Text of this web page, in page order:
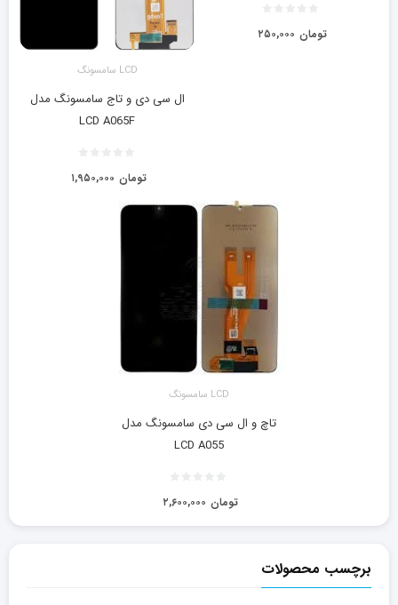
۲۵۰,۰۰۰ تومان
LCD سامسونگ
ال سی دی و تاج سامسونگ مدل
LCD A065F
۱,۹۵۰,۰۰۰ تومان
LCD سامسونگ
تاچ و ال سی دی سامسونگ مدل
LCD A055
۲,۶۰۰,۰۰۰ تومان
برچسب محصولات